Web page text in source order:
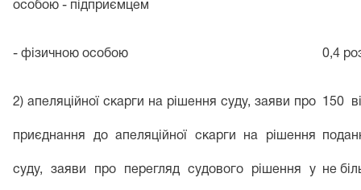
особою - підприємцем
- фізичною особою 0,4
2) апеляційної скарги на рішення суду, заяви про
приєднання до апеляційної скарги на рішення
суду, заяви про перегляд судового рішення у
150
не